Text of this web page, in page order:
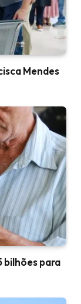
Mendes
bilhões para